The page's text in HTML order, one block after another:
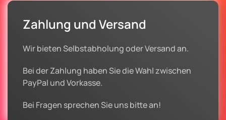
Zahlung und Versand
Wir bieten Selbstabholung oder Versand an.
Bei der Zahlung haben Sie die Wahl zwischen
PayPal und Vorkasse.
Bei Fragen sprechen Sie uns bitte an!